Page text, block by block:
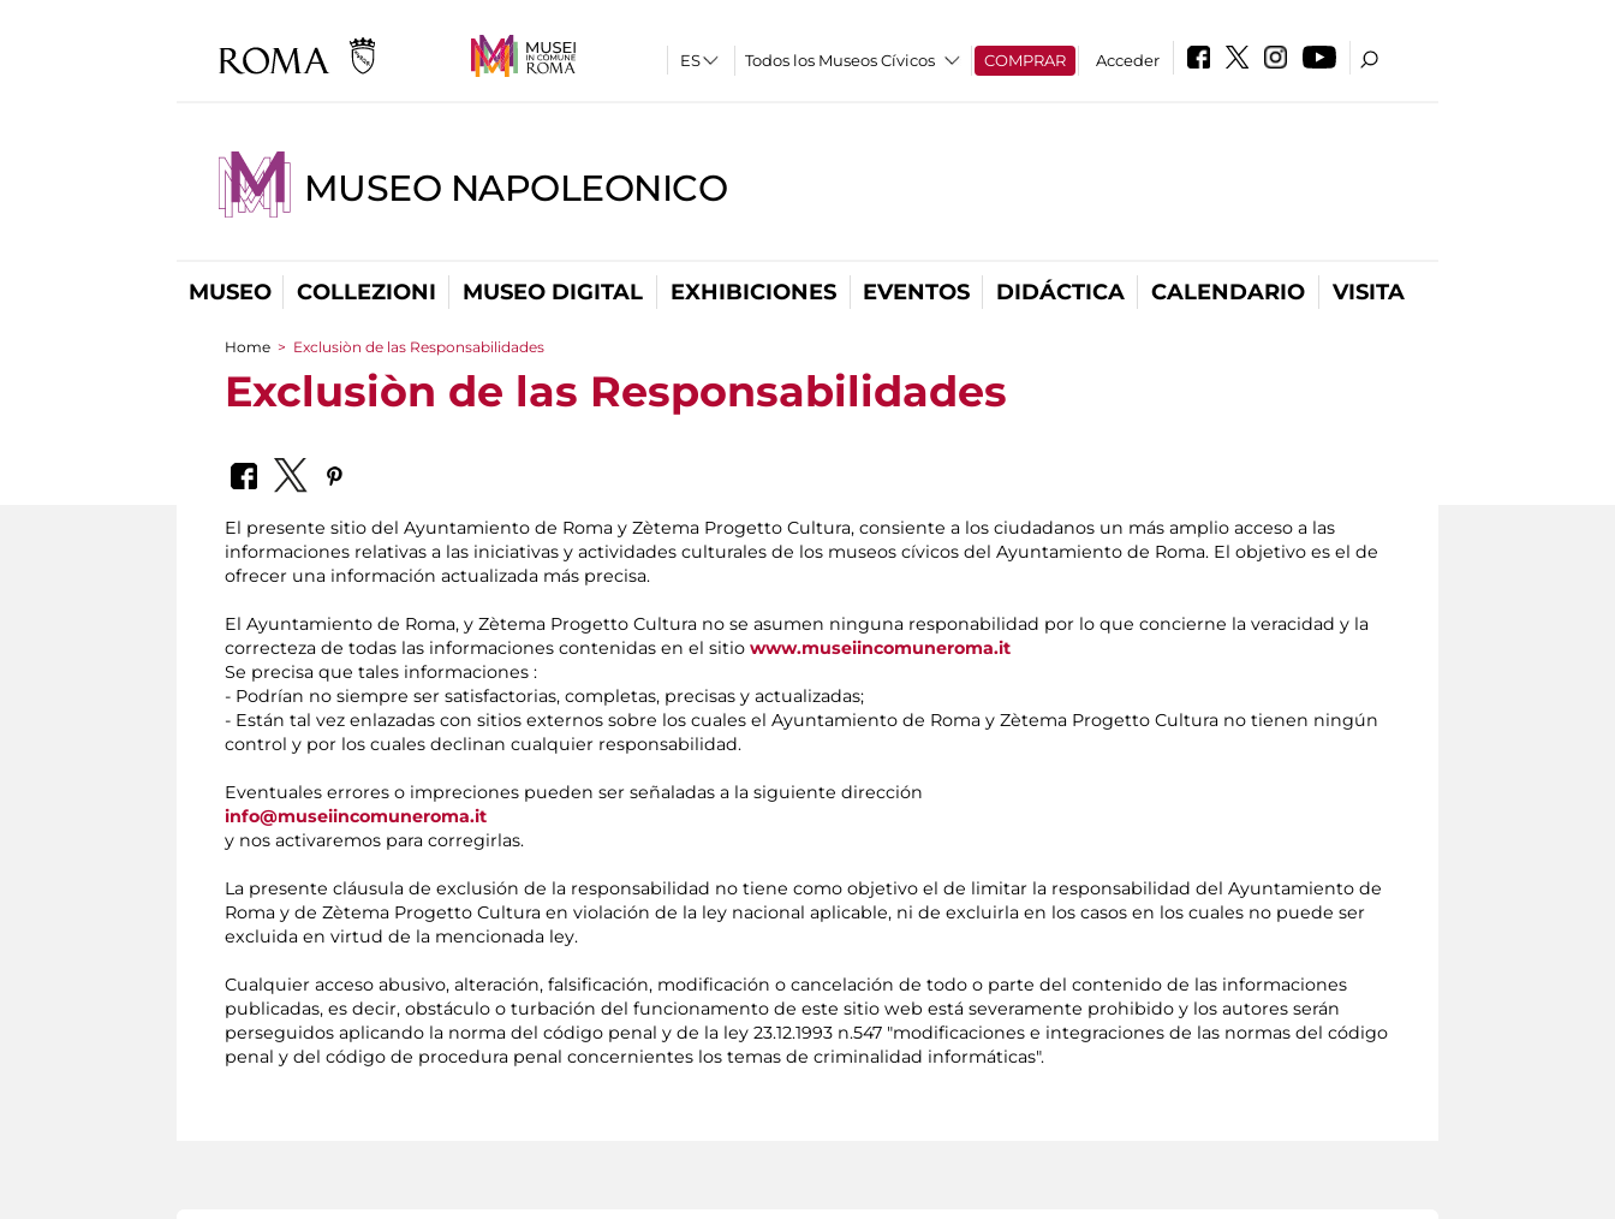
Todos los Museos Cívicos COMPRAR Acceder
MUSEO NAPOLEONICO
MUSEO COLLEZIONI MUSEO DIGITAL EXHIBICIONES EVENTOS DIDÁCTICA CALENDARIO VISITA
You are here
Home > Exclusiòn de las Responsabilidades
Exclusiòn de las Responsabilidades
El presente sitio del Ayuntamiento de Roma y Zètema Progetto Cultura, consiente a los ciudadanos un más amplio acceso a las
informaciones relativas a las iniciativas y actividades culturales de los museos cívicos del Ayuntamiento de Roma. El objetivo es el de
ofrecer una información actualizada más precisa.
El Ayuntamiento de Roma, y Zètema Progetto Cultura no se asumen ninguna responabilidad por lo que concierne la veracidad y la
correcteza de todas las informaciones contenidas en el sitio www.museiincomuneroma.it
Se precisa que tales informaciones :
- Podrían no siempre ser satisfactorias, completas, precisas y actualizadas;
- Están tal vez enlazadas con sitios externos sobre los cuales el Ayuntamiento de Roma y Zètema Progetto Cultura no tienen ningún
control y por los cuales declinan cualquier responsabilidad.
Eventuales errores o impreciones pueden ser señaladas a la siguiente dirección
info@museiincomuneroma.it
y nos activaremos para corregirlas.
La presente cláusula de exclusión de la responsabilidad no tiene como objetivo el de limitar la responsabilidad del Ayuntamiento de
Roma y de Zètema Progetto Cultura en violación de la ley nacional aplicable, ni de excluirla en los casos en los cuales no puede ser
excluida en virtud de la mencionada ley.
Cualquier acceso abusivo, alteración, falsificación, modificación o cancelación de todo o parte del contenido de las informaciones
publicadas, es decir, obstáculo o turbación del funcionamento de este sitio web está severamente prohibido y los autores serán
perseguidos aplicando la norma del código penal y de la ley 23.12.1993 n.547 "modificaciones e integraciones de las normas del código
penal y del código de procedura penal concernientes los temas de criminalidad informáticas".